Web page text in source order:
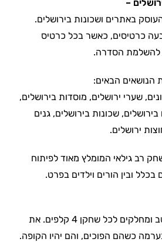
–
באתרים ושכונות בירושלים.
כרטיסים, כאשר בכל כרטיס
להשלמת הסדרה.
הנושאים הבאים:
שערי ירושלים, מוסדות בירושלים,
שכונות בירושלים, גנים
ירושלים.
רב גילאי המומלץ מאוד לפיתוח
ובין הורים וילדים בפרט.
טורפים את הקלפים היטב ומחלקים לכל שחקן 4 קלפים. את
כשהם הפוכים, והם יהיו הקופה.